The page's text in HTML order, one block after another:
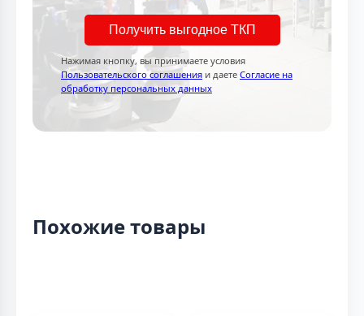
Получить выгодное ТКП
Нажимая кнопку, вы принимаете условия
Пользовательского соглашения и даете Согласие на
обработку персональных данных
Похожие товары